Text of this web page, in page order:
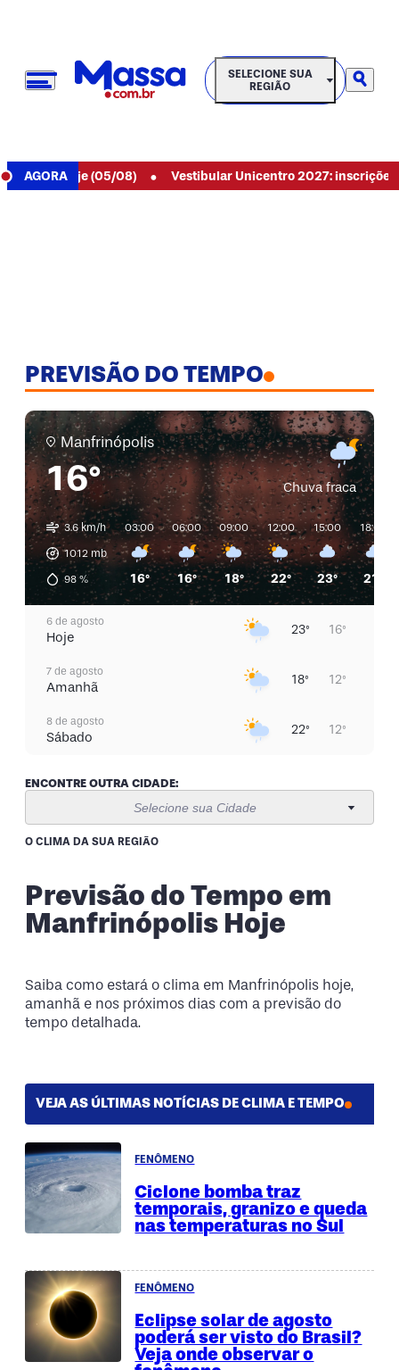
SELECIONE SUA REGIÃO
SELECIONE SUA
REGIÃO
AGORA
de hoje (05/08) • Vestibular Unicentro 2027: inscrições
PREVISÃO DO TEMPO
Manfrinópolis
16° Chuva fraca
3.6 km/h
1012 mb
98 %
03:00
16°
06:00
16°
09:00
18°
12:00
22°
15:00
23°
18:00
21°
6 de agosto
Hoje 23° 16°
7 de agosto
Amanhã 18° 12°
8 de agosto
Sábado 22° 12°
Domingo
Segunda-Feira 21° 12°
Terça-Feira
12 de agosto
Quarta-Feira
ENCONTRE OUTRA CIDADE:
Selecione sua Cidade
O CLIMA DA SUA REGIÃO
Previsão do Tempo em
Manfrinópolis Hoje
Saiba como estará o clima em Manfrinópolis hoje,
amanhã e nos próximos dias com a previsão do
tempo detalhada.
VEJA AS ÚLTIMAS NOTÍCIAS DE CLIMA E TEMPO
FENÔMENO
Ciclone bomba traz
temporais, granizo e queda
nas temperaturas no Sul
FENÔMENO
Eclipse solar de agosto
poderá ser visto do Brasil?
Veja onde observar o